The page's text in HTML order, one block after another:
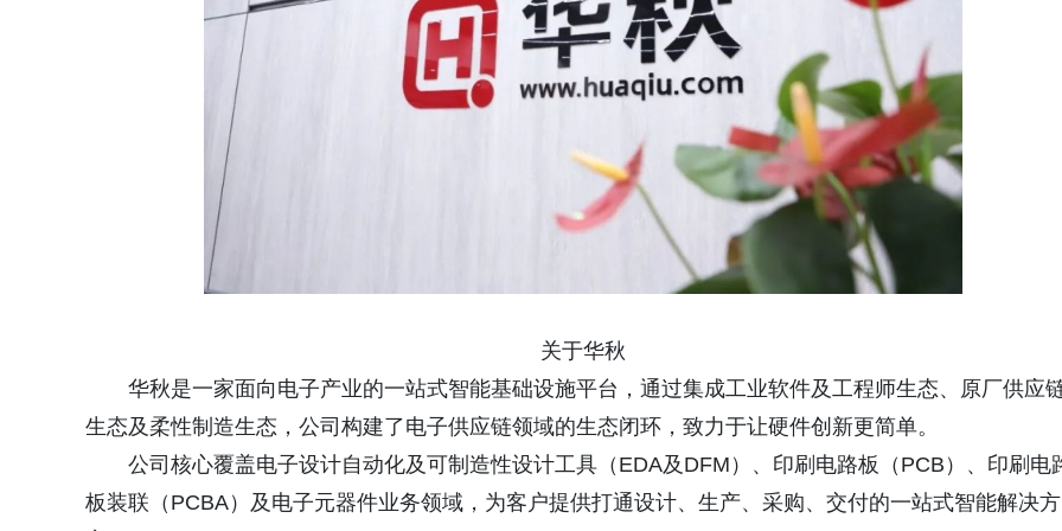
关于华秋
华秋是一家面向电子产业的一站式智能基础设施平台，通过集成工业软件及工程师生态、原厂供应
生态及柔性制造生态，公司构建了电子供应链领域的生态闭环，致力于让硬件创新更简单。
公司核心覆盖电子设计自动化及可制造性设计工具（EDA及DFM）、印刷电路板（PCB）、印刷电
板装联（PCBA）及电子元器件业务领域，为客户提供打通设计、生产、采购、交付的一站式智能解决方